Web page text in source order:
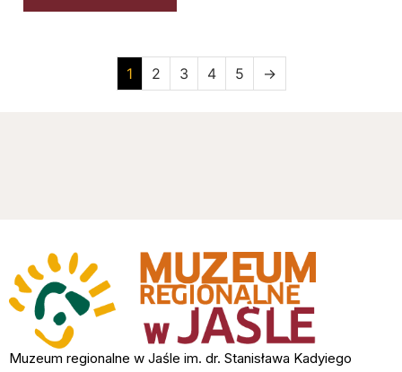
1 2 3 4 5 →
Muzeum regionalne w Jaśle im. dr. Stanisława Kadyiego